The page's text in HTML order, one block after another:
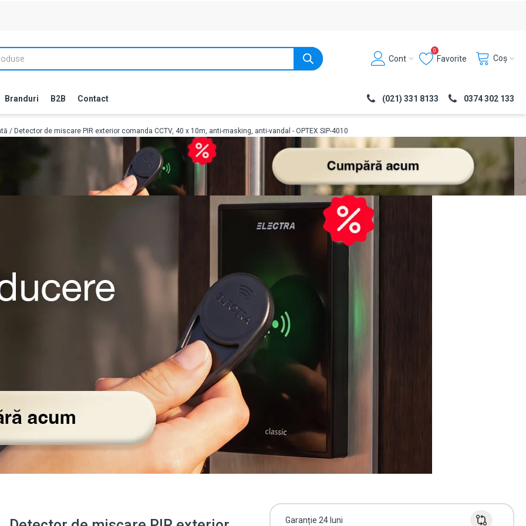
Cont
0
Favorite Coș
Branduri B2B Contact (021) 331 8133 0374 302 133
/ Detector de miscare PIR exterior comanda CCTV, 40 x 10m, anti-masking, anti-vandal - OPTEX SIP-4010
Garanție 24 luni